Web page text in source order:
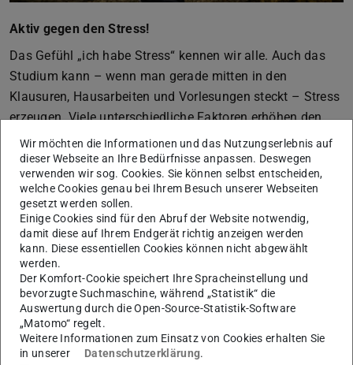
Aktiv gegen den Stress!
Das Gefühl „ich habe Stress“ kennen wir alle. Auch das
Studium kann – wenn man gerade mitten in den
Klausuren, Hausarbeiten und Vorlesungen steckt – Stress
erzeugen. Viele unterschiedliche Faktoren erhöhen den
gefühlten Druck, im entscheidenden Augenblick können
die gewünschten Leistungen nicht abgerufen werden.
Du möchtest langfristige Strategien erlernen, wie
Anforderungen im Studium und entspannende Phasen in
vernünftiger Balance gehalten werden können? Die TK
unterstützt dich in diesem Seminar dabei.
Seminarplan:
Das Training in hybrider Form (5 online+ 2 Präsenz
Termine) umfasst 7 Termine:
Di, 23.05.2023· 14.00-17.00Uhr (3h), Präsenz
Wir möchten die Informationen und das Nutzungserlebnis auf
dieser Webseite an Ihre Bedürfnisse anpassen. Deswegen
verwenden wir sog. Cookies. Sie können selbst entscheiden,
welche Cookies genau bei Ihrem Besuch unserer Webseiten
gesetzt werden sollen.
Einige Cookies sind für den Abruf der Website notwendig,
damit diese auf Ihrem Endgerät richtig anzeigen werden
kann. Diese essentiellen Cookies können nicht abgewählt
werden.
Der Komfort-Cookie speichert Ihre Spracheinstellung und
bevorzugte Suchmaschine, während „Statistik“ die
Auswertung durch die Open-Source-Statistik-Software
„Matomo“ regelt.
Weitere Informationen zum Einsatz von Cookies erhalten Sie
in unserer
Datenschutzerklärung.